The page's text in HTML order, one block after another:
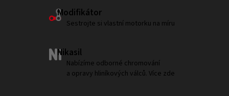
Modifikátor
Sestrojte si vlastní motorku na míru
Nikasil
Nabízíme odborné chromování
a opravy hliníkových válců. Více zde